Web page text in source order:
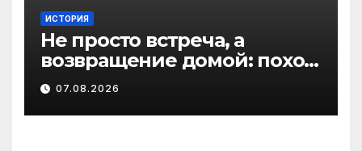
ИСТОРИЯ
Не просто встреча, а
возвращение домой: поход
на родину предков в
Виноградовском округе
07.08.2026